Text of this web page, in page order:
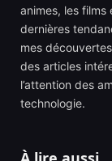
animes, les films
dernières
mes
des articles
l’attention des
technologie.